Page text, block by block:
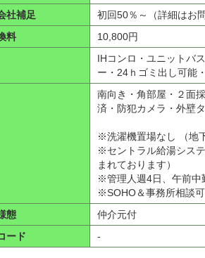
社補足
初回50％～（詳細はお
料
10,800円
IHコンロ・ユニットバ
ー・24ｈゴミ出し可能
南向き・角部屋・２面
済・防犯カメラ・外壁
※洗濯機置場なし （地
※セントラル給湯シス
まれております）
※管理人週4日、午前中
※SOHO＆事務所相談
態
仲介元付
ード
-